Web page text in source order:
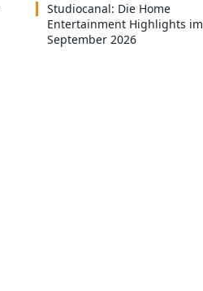
Studiocanal: Die Home
Entertainment Highlights im
September 2026